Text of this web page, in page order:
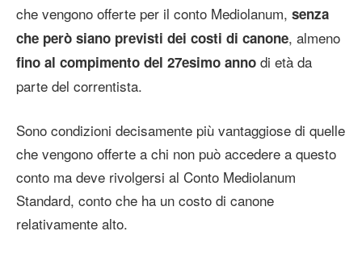
che vengono offerte per il conto Mediolanum, senza
che però siano previsti dei costi di canone, almeno
fino al compimento del 27esimo anno di età da
parte del correntista.
Sono condizioni decisamente più vantaggiose di quelle
che vengono offerte a chi non può accedere a questo
conto ma deve rivolgersi al Conto Mediolanum
Standard, conto che ha un costo di canone
relativamente alto.